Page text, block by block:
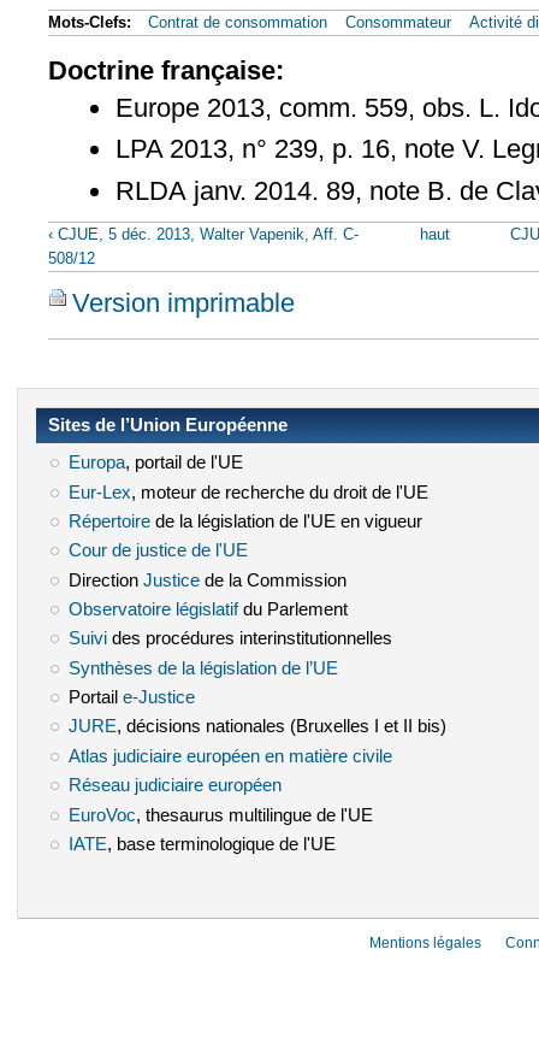
Mots-Clefs: Contrat de consommation Consommateur Activité
Doctrine française:
Europe 2013, comm. 559, obs. L.
LPA 2013, n° 239, p. 16, note V.
RLDA janv. 2014. 89, note B. de
‹ CJUE, 5 déc. 2013, Walter Vapenik, Aff. C-
508/12
haut
Version imprimable
Sites de l’Union Européenne
Europa(le lien est externe)
, portail de l'UE
Eur-Lex (le lien est externe)
, moteur de recherche du droit de l'UE
Répertoire(le lien est externe)
de la législation de l'UE en vigueur
Cour de justice de l'UE
Direction Justice(le lien est externe)
de la Commission
Observatoire législatif(le lien est externe)
du Parlement
Suivi(le lien est externe)
des procédures interinstitutionnelles
Synthèses de la législation de l’UE
Portail e-Justice(le lien est externe)
JURE(le lien est externe)
, décisions nationales (Bruxelles I et II bis)
Atlas judiciaire européen en matière civile(le lien est externe)
Réseau judiciaire européen(le lien est externe)
EuroVoc (le lien est externe)
, thesaurus multilingue de l'UE
IATE (le lien est externe)
, base terminologique de l'UE
Mentions légales